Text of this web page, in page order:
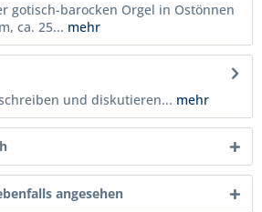
gotisch-barocken Orgel in Ostönnen
ca. 25... mehr
und diskutieren... mehr
angesehen